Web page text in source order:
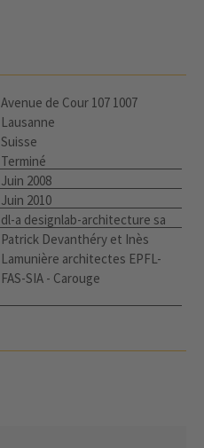
Avenue de Cour 107 1007
Lausanne
Suisse
Terminé
Juin 2008
Juin 2010
dl-a designlab-architecture sa
Patrick Devanthéry et Inès
Lamunière architectes EPFL-
FAS-SIA - Carouge